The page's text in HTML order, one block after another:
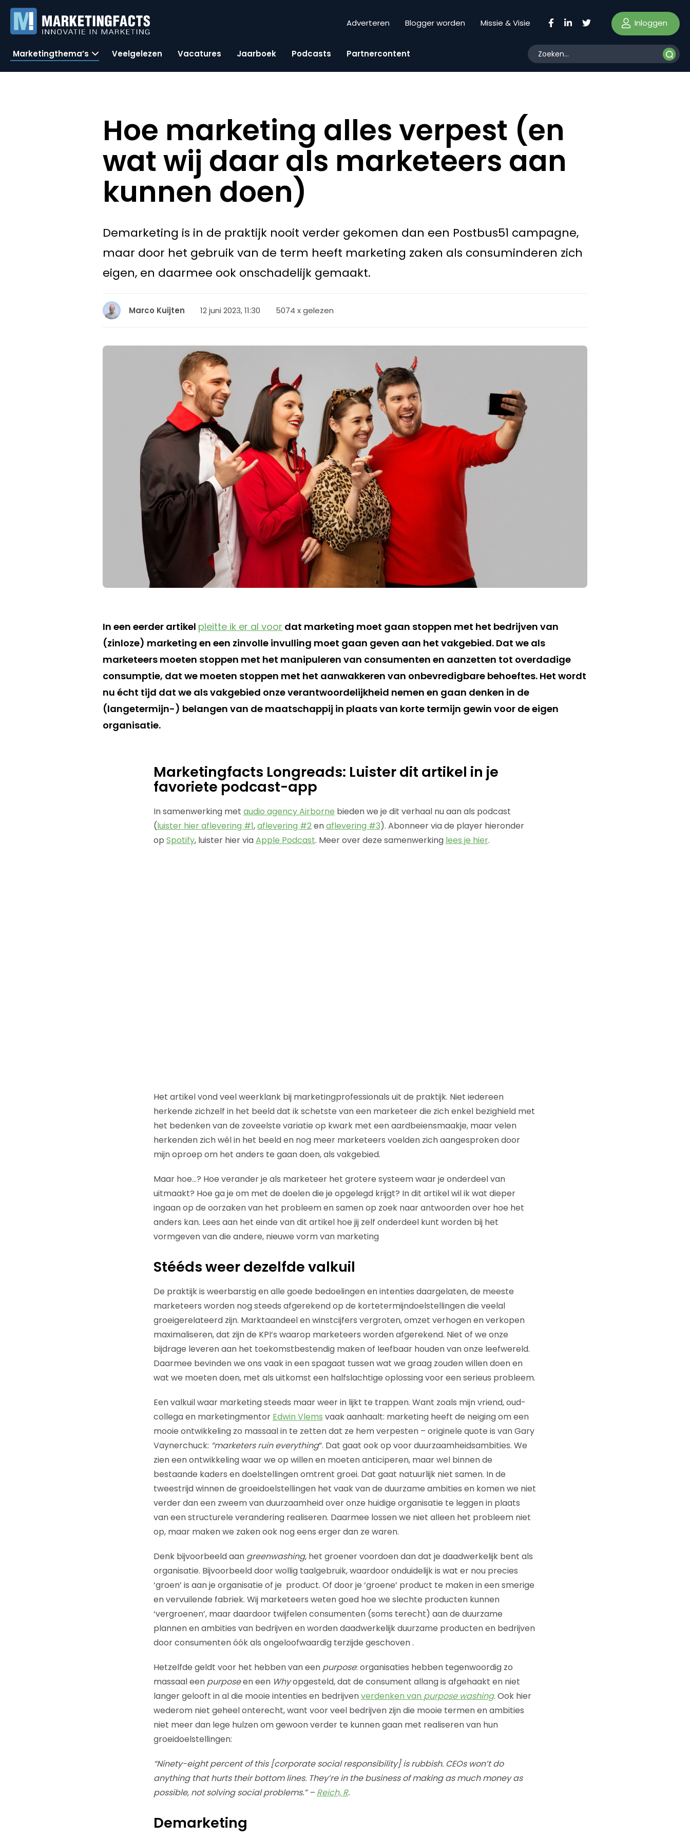
Adverteren Blogger worden Missie & Visie Inloggen
Marketingthema’s Veelgelezen Vacatures Jaarboek Podcasts Partnercontent
Hoe marketing alles verpest (en
wat wij daar als marketeers aan
kunnen doen)
Demarketing is in de praktijk nooit verder gekomen dan een Postbus51 campagne,
maar door het gebruik van de term heeft marketing zaken als consuminderen zich
eigen, en daarmee ook onschadelijk gemaakt.
Marco Kuijten 12 juni 2023, 11:30 5074 x gelezen
In een eerder artikel pleitte ik er al voor dat marketing moet gaan stoppen met het bedrijven van
(zinloze) marketing en een zinvolle invulling moet gaan geven aan het vakgebied. Dat we als
marketeers moeten stoppen met het manipuleren van consumenten en aanzetten tot overdadige
consumptie, dat we moeten stoppen met het aanwakkeren van onbevredigbare behoeftes. Het wordt
nu écht tijd dat we als vakgebied onze verantwoordelijkheid nemen en gaan denken in de
(langetermijn-) belangen van de maatschappij in plaats van korte termijn gewin voor de eigen
organisatie.
Marketingfacts Longreads: Luister dit artikel in je
favoriete podcast-app
In samenwerking met audio agency Airborne bieden we je dit verhaal nu aan als podcast
(luister hier aflevering #1,aflevering #2enaflevering #3). Abonneer via de player hieronder
op Spotify, luister hier viaApple Podcast. Meer over deze samenwerking lees je hier.
Het artikel vond veel weerklank bij marketingprofessionals uit de praktijk. Niet iedereen
herkende zichzelf in het beeld dat ik schetste van een marketeer die zich enkel bezighield met
het bedenken van de zoveelste variatie op kwark met een aardbeiensmaakje, maar velen
herkenden zich wél in het beeld en nog meer marketeers voelden zich aangesproken door
mijn oproep om het anders te gaan doen, als vakgebied.
Maar hoe…? Hoe verander je als marketeer het grotere systeem waar je onderdeel van
uitmaakt? Hoe ga je om met de doelen die je opgelegd krijgt? In dit artikel wil ik wat dieper
ingaan op de oorzaken van het probleem en samen op zoek naar antwoorden over hoe het
anders kan. Lees aan het einde van dit artikel hoe jij zelf onderdeel kunt worden bij het
vormgeven van die andere, nieuwe vorm van marketing
Stééds weer dezelfde valkuil
De praktijk is weerbarstig en alle goede bedoelingen en intenties daargelaten, de meeste
marketeers worden nog steeds afgerekend op de kortetermijndoelstellingen die veelal
groeigerelateerd zijn. Marktaandeel en winstcijfers vergroten, omzet verhogen en verkopen
maximaliseren, dat zijn de KPI’s waarop marketeers worden afgerekend. Niet of we onze
bijdrage leveren aan het toekomstbestendig maken of leefbaar houden van onze leefwereld.
Daarmee bevinden we ons vaak in een spagaat tussen wat we graag zouden willen doen en
wat we moeten doen, met als uitkomst een halfslachtige oplossing voor een serieus probleem.
Een valkuil waar marketing steeds maar weer in lijkt te trappen. Want zoals mijn vriend, oud-
collega en marketingmentor Edwin Vlems vaak aanhaalt: marketing heeft de neiging om een
mooie ontwikkeling zo massaal in te zetten dat ze hem verpesten – originele quote is van Gary
Vaynerchuck: “marketers ruin everything”. Dat gaat ook op voor duurzaamheidsambities. We
zien een ontwikkeling waar we op willen en moeten anticiperen, maar wel binnen de
bestaande kaders en doelstellingen omtrent groei. Dat gaat natuurlijk niet samen. In de
tweestrijd winnen de groeidoelstellingen het vaak van de duurzame ambities en komen we niet
verder dan een zweem van duurzaamheid over onze huidige organisatie te leggen in plaats
van een structurele verandering realiseren. Daarmee lossen we niet alleen het probleem niet
op, maar maken we zaken ook nog eens erger dan ze waren.
Denk bijvoorbeeld aan greenwashing, het groener voordoen dan dat je daadwerkelijk bent als
organisatie. Bijvoorbeeld door wollig taalgebruik, waardoor onduidelijk is wat er nou precies
‘groen’ is aan je organisatie of je product. Of door je ‘groene’ product te maken in een smerige
en vervuilende fabriek. Wij marketeers weten goed hoe we slechte producten kunnen
‘vergroenen’, maar daardoor twijfelen consumenten (soms terecht) aan de duurzame
plannen en ambities van bedrijven en worden daadwerkelijk duurzame producten en bedrijven
door consumenten óók als ongeloofwaardig terzijde geschoven .
Hetzelfde geldt voor het hebben van een purpose: organisaties hebben tegenwoordig zo
massaal een purposeen een Whyopgesteld, dat de consument allang is afgehaakt en niet
langer gelooft in al die mooie intenties en bedrijvenverdenken van purpose washing. Ook hier
wederom niet geheel onterecht, want voor veel bedrijven zijn die mooie termen en ambities
niet meer dan lege hulzen om gewoon verder te kunnen gaan met realiseren van hun
groeidoelstellingen:
“Ninety-eight percent of this [corporate social responsibility] is rubbish. CEOs won’t do
anything that hurts their bottom lines. They’re in the business of making as much money as
possible, not solving social problems.” – Reich, R.
Demarketing